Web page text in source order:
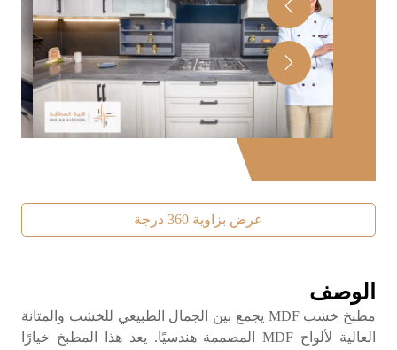
عرض بزاوية 360 درجة
الوصف
مطبخ خشب MDF يجمع بين الجمال الطبيعي للخشب والمتانة
العالية لألواح MDF المصممة هندسيًا. يعد هذا المطبخ خيارًا